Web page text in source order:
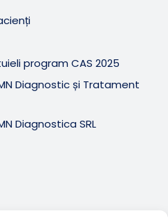
program CAS 2025
Diagnostic și Tratament
Diagnostica SRL